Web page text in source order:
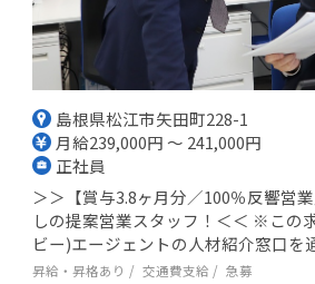
島根県松江市矢田町228-1
月給239,000円 ～ 241,000円
正社員
＞＞【賞与3.8ヶ月分／100％反響営
しの提案営業スタッフ！＜＜ ※この
ビー)エージェントの人材紹介窓口を
昇給・昇格あり 交通費支給 急募